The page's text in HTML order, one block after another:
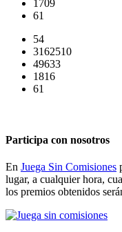
1709
61
54
3162510
49633
1816
61
Participa con nosotros
En Juega Sin Comisiones
lugar, a cualquier hora,
los premios obtenidos